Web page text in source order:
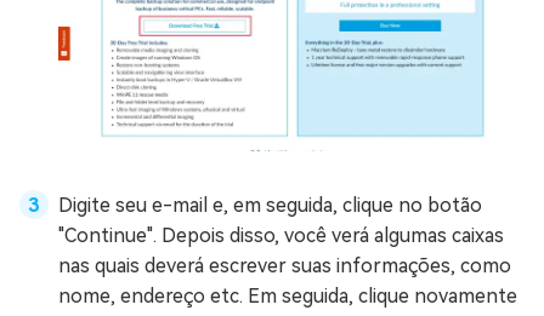
Digite seu e-mail e, em seguida, clique no botão
"Continue". Depois disso, você verá algumas caixas
nas quais deverá escrever suas informações, como
nome, endereço etc. Em seguida, clique novamente